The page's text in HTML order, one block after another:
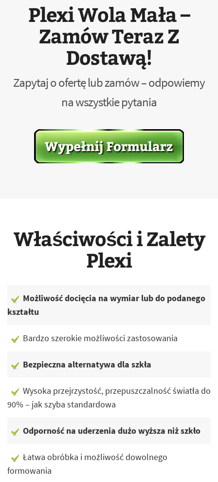
Plexi Wola Mała –
Zamów Teraz Z
Dostawą!
Zapytaj o ofertę lub zamów – odpowiemy
na wszystkie pytania
Właściwości i Zalety
Plexi
Możliwość docięcia na wymiar lub do podanego
kształtu
Bardzo szerokie możliwości zastosowania
Bezpieczna alternatywa dla szkła
Wysoka przejrzystość, przepuszczalność światła do
90% – jak szyba standardowa
Odporność na uderzenia dużo wyższa niż szkło
Łatwa obróbka i możliwość dowolnego
formowania